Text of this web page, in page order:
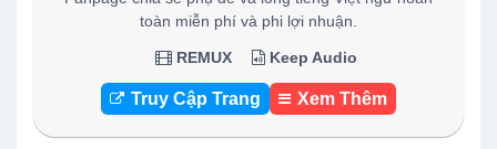
toàn miễn phí và phi lợi nhuận.
REMUX Keep Audio
Truy Cập Trang Xem Thêm